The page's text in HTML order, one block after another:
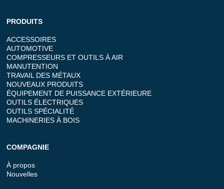
PRODUITS
ACCESSOIRES
AUTOMOTIVE
COMPRESSEURS ET OUTILS À AIR
MANUTENTION
TRAVAIL DES MÉTAUX
NOUVEAUX PRODUITS
ÉQUIPEMENT DE PUISSANCE EXTÉRIEURE
OUTILS ÉLECTRIQUES
OUTILS SPÉCIALITÉ
MACHINERIES À BOIS
COMPAGNIE
À propos
Nouvelles